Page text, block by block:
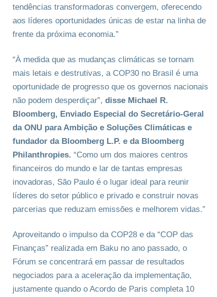
tendências transformadoras convergem, oferecendo
aos líderes oportunidades únicas de estar na linha de
frente da próxima economia.”
“À medida que as mudanças climáticas se tornam
mais letais e destrutivas, a COP30 no Brasil é uma
oportunidade de progresso que os governos nacionais
não podem desperdiçar”, disse Michael R.
Bloomberg, Enviado Especial do Secretário-Geral
da ONU para Ambição e Soluções Climáticas e
fundador da Bloomberg L.P. e da Bloomberg
Philanthropies. “Como um dos maiores centros
financeiros do mundo e lar de tantas empresas
inovadoras, São Paulo é o lugar ideal para reunir
líderes do setor público e privado e construir novas
parcerias que reduzam emissões e melhorem vidas.”
Aproveitando o impulso da COP28 e da “COP das
Finanças” realizada em Baku no ano passado, o
Fórum se concentrará em passar de resultados
negociados para a aceleração da implementação,
justamente quando o Acordo de Paris completa 10